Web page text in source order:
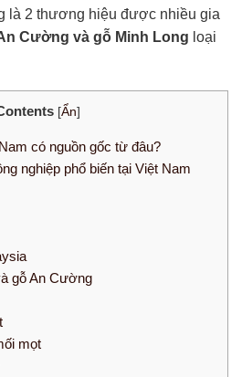
là 2 thương hiệu được nhiều gia
Cường và gỗ Minh Long loại
[Ẩn]
có nguồn gốc từ đâu?
nghiệp phổ biến tại Việt Nam
gỗ An Cường
mọt